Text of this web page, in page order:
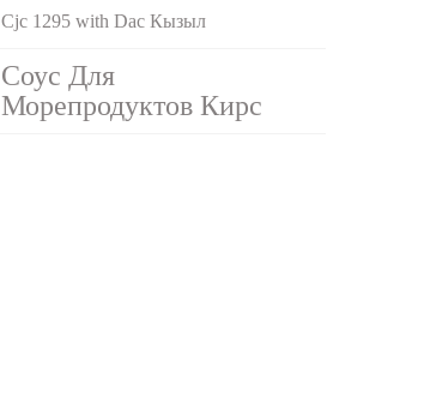
Cjc 1295 with Dac Кызыл
Соус Для
Морепродуктов Кирс